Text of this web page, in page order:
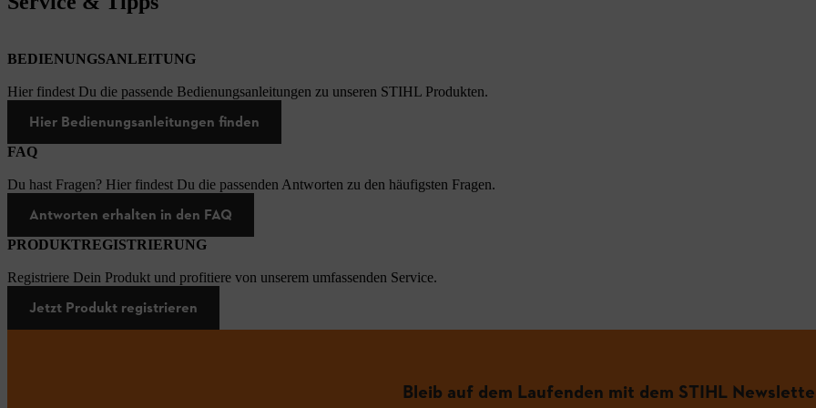
BEDIENUNGSANLEITUNG
Hier findest Du die passende Bedienungsanleitungen zu unseren STIHL Produkten.
Hier Bedienungsanleitungen finden
FAQ
Du hast Fragen? Hier findest Du die passenden Antworten zu den häufigsten Fragen.
Antworten erhalten in den FAQ
PRODUKTREGISTRIERUNG
Registriere Dein Produkt und profitiere von unserem umfassenden Service.
Jetzt Produkt registrieren
Bleib auf dem Laufenden mit dem STIHL